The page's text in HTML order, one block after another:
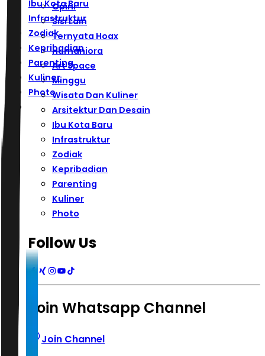
Ibu Kota Baru
Infrastruktur
Zodiak
Kepribadian
Parenting
Kuliner
Photo
Opini
Sisi Lain
Ternyata Hoax
Humaniora
Art Space
Minggu
Wisata Dan Kuliner
Arsitektur Dan Desain
Ibu Kota Baru
Infrastruktur
Zodiak
Kepribadian
Parenting
Kuliner
Photo
Follow Us
Join Whatsapp Channel
Join Channel